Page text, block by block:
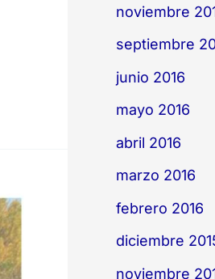
noviembre
septiembre
junio 2016
mayo 2016
abril 2016
marzo 2016
febrero 2016
diciembre
noviembre